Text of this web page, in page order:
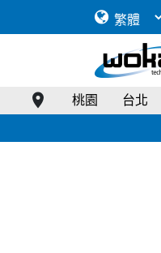
How to select an RF
RF Connector Coupling Torque &
Military Connector Specifications
12.4GHz 桃園 台北